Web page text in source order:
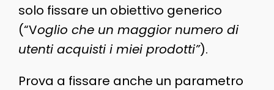
solo fissare un obiettivo generico
(“Voglio che un maggior numero di
utenti acquisti i miei prodotti”).
Prova a fissare anche un parametro